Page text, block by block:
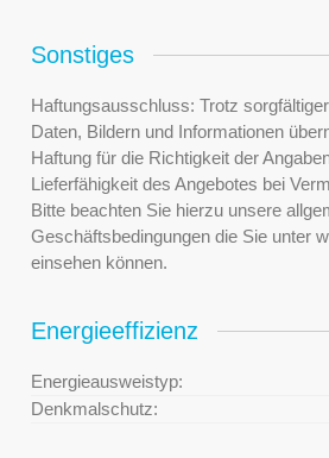
Sonstiges
Haftungsausschluss: Trotz
Daten, Bildern und Informationen
Haftung für die Richtigkeit der
Lieferfähigkeit des Angebotes bei
Bitte beachten Sie hierzu unsere
Geschäftsbedingungen die Sie unter
einsehen können.
Energieeffizienz
Energieausweistyp:
Denkmalschutz: